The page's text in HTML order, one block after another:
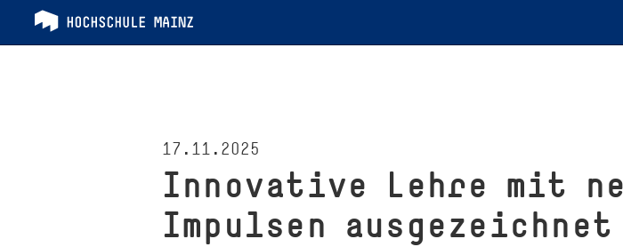
17.11.2025
Innovative Lehre mit
Impulsen aus­ge­zeich­net